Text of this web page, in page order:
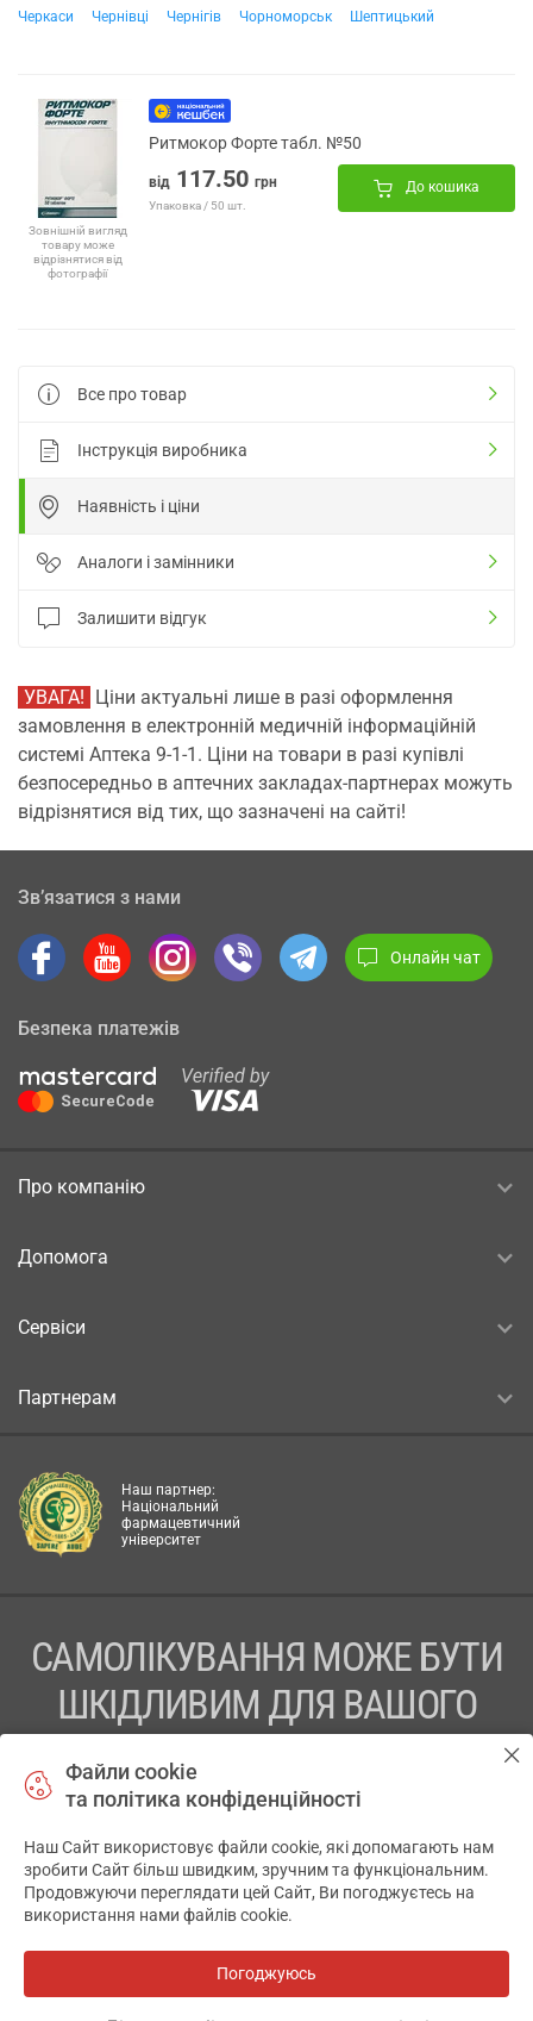
Черкаси
Чернівці Чернігів Чорноморськ Шептицький
Зовнішній вигляд
товару може
відрізнятися від
фотографії
Ритмокор Форте табл. №50
від 117.50 грн
Упаковка / 50 шт.
До кошика
Все про товар
Інструкція виробника
Наявність і ціни
Аналоги і замінники
Залишити відгук
УВАГА! Ціни актуальні лише в разі оформлення
замовлення в електронній медичній інформаційній
системі Аптека 9-1-1. Ціни на товари в разі купівлі
безпосередньо в аптечних закладах-партнерах можуть
відрізнятися від тих, що зазначені на сайті!
Зв’язатися з нами
Онлайн чат
Безпека платежів
Про компанію
Допомога
Сервіси
Партнерам
Наш партнер:
Національний
фармацевтичний
університет
САМОЛІКУВАННЯ МОЖЕ БУТИ
ШКІДЛИВИМ ДЛЯ ВАШОГО
ПЕРЕД ЗАСТОСУВАННЯМ ПРЕПАРАТУ ПРОКОНСУЛЬТУЙТЕСЬ
ТОВ «АПТЕКА 911.ЮА» Код ЄДРПОУ 43631965.
Відмова від відповідальності
© 2014-2026. Медична інформаційна система АПТЕКА911.ЮА
Файли cookie
та політика конфіденційності
Наш Сайт використовує файли cookie, які допомагають нам
зробити Сайт більш швидким, зручним та функціональним.
Продовжуючи переглядати цей Сайт, Ви погоджуєтесь на
використання нами файлів cookie.
Погоджуюсь
✕